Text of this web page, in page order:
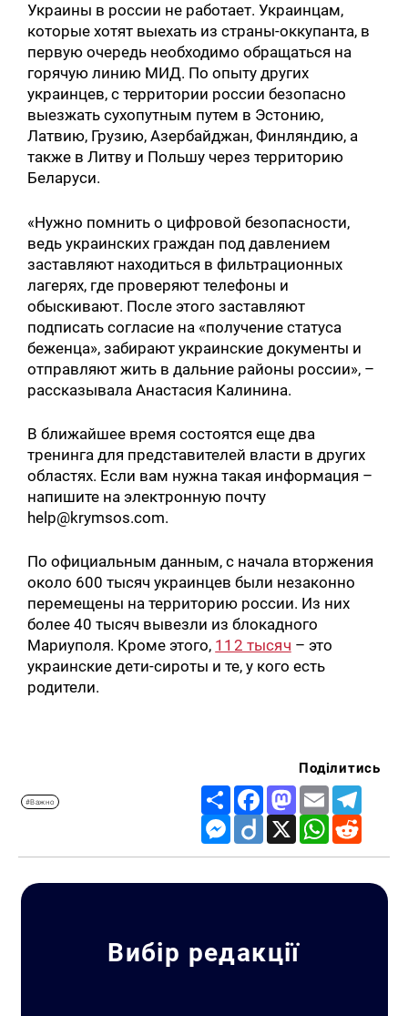
Украины в россии не работает. Украинцам,
которые хотят выехать из страны-оккупанта, в
первую очередь необходимо обращаться на
горячую линию МИД. По опыту других
украинцев, с территории россии безопасно
выезжать сухопутным путем в Эстонию,
Латвию, Грузию, Азербайджан, Финляндию, а
также в Литву и Польшу через территорию
Беларуси.
«Нужно помнить о цифровой безопасности,
ведь украинских граждан под давлением
заставляют находиться в фильтрационных
лагерях, где проверяют телефоны и
обыскивают. После этого заставляют
подписать согласие на «получение статуса
беженца», забирают украинские документы и
отправляют жить в дальние районы россии», –
рассказывала Анастасия Калинина.
В ближайшее время состоятся еще два
тренинга для представителей власти в других
областях. Если вам нужна такая информация –
напишите на электронную почту
help@krymsos.com.
По официальным данным, с начала вторжения
около 600 тысяч украинцев были незаконно
перемещены на территорию россии. Из них
более 40 тысяч вывезли из блокадного
Мариуполя. Кроме этого, 112 тысяч – это
украинские дети-сироты и те, у кого есть
родители.
#Важно
Поділитись
Share FacebookMastodon
Email
Messenger
Diigo X WhatsApp
Вибір редакції